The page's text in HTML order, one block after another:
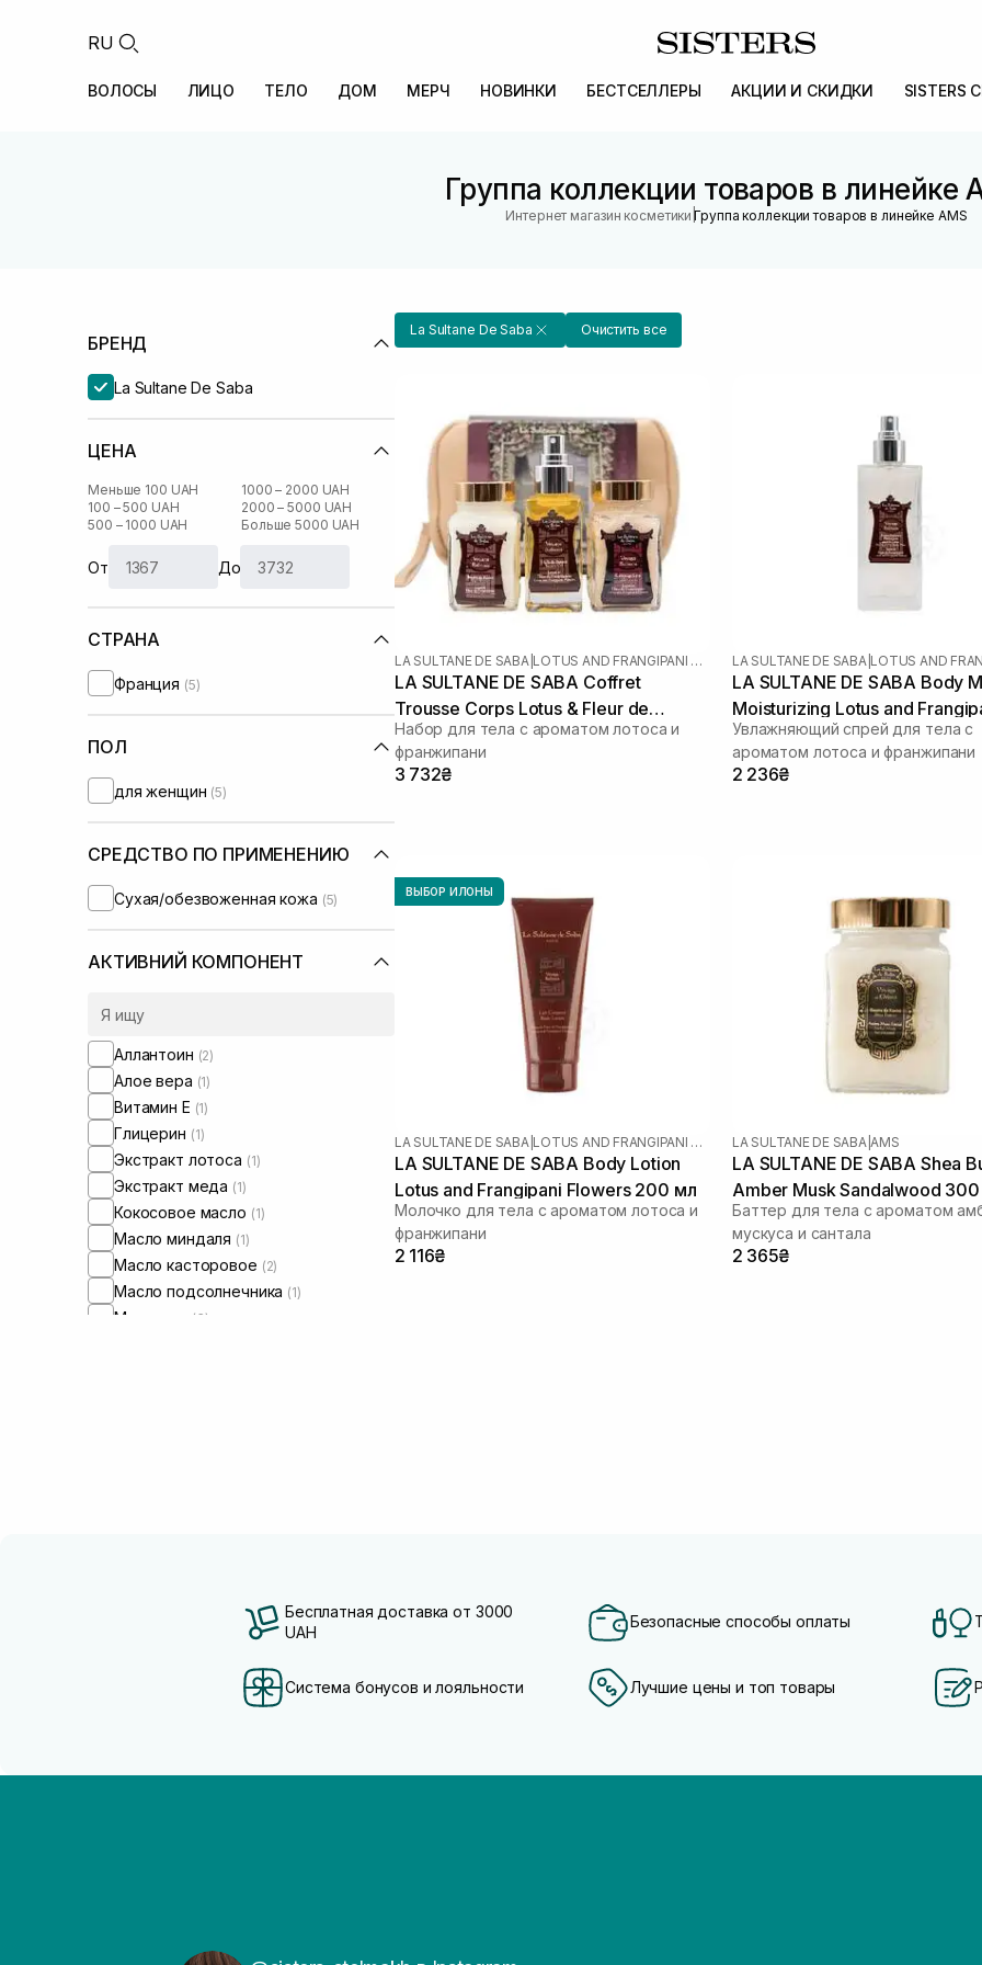
RU
ВОЛОСЫ ЛИЦО ТЕЛО ДОМ МЕРЧ НОВИНКИ БЕСТСЕЛЛЕРЫ АКЦИИ И СКИДКИ SISTERS
Группа коллекции товаров в линейке
Интернет магазин косметики |Группа коллекции товаров в линейке AMS
БРЕНД
La Sultane De Saba
ЦЕНА
Меньше 100 UAH
100 – 500 UAH
500 – 1000 UAH
1000 – 2000 UAH
2000 – 5000 UAH
Больше 5000 UAH
От До
СТРАНА
Франция (5)
ПОЛ
для женщин (5)
СРЕДСТВО ПО ПРИМЕНЕНИЮ
Сухая/обезвоженная кожа (5)
АКТИВНИЙ КОМПОНЕНТ
Аллантоин (2)
Алое вера (1)
Витамин Е (1)
Глицерин (1)
Экстракт лотоса (1)
Экстракт меда (1)
Кокосовое масло (1)
Масло миндаля (1)
Масло касторовое (2)
Масло подсолнечника (1)
Масло ши (3)
La Sultane De Saba Очистить все
LA SULTANE DE SABA LOTUS AND FRANGIPANI FLOWERS
LA SULTANE DE SABA Coffret
Trousse Corps Lotus & Fleur de
Frangipanier
Набор для тела с ароматом лотоса и
франжипани
3 732₴
LA SULTANE DE SABA
LA SULTANE DE SABA Body
Moisturizing Lotus and
Flower 200 мл
Увлажняющий спрей для тела с
ароматом лотоса и франжипани
2 236₴
ВЫБОР ИЛОНЫ
LA SULTANE DE SABA LOTUS AND FRANGIPANI FLOWERS
LA SULTANE DE SABA Body Lotion
Lotus and Frangipani Flowers 200 мл
Молочко для тела с ароматом лотоса и
франжипани
2 116₴
LA SULTANE DE SABA AMS
LA SULTANE DE SABA Shea
Amber Musk Sandalwood
Баттер для тела с ароматом
мускуса и сантала
2 365₴
Бесплатная доставка от 3000
UAH
Безопасные способы оплаты
Система бонусов и лояльности Лучшие цены и топ товары